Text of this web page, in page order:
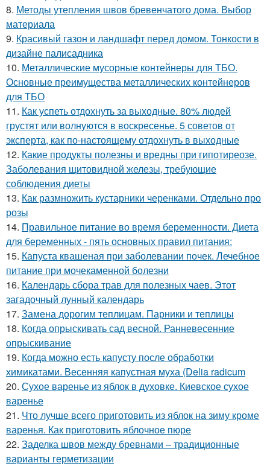
8. Методы утепления швов бревенчатого дома. Выбор
материала
9. Красивый газон и ландшафт перед домом. Тонкости в
дизайне палисадника
10. Металлические мусорные контейнеры для ТБО.
Основные преимущества металлических контейнеров
для ТБО
11. Как успеть отдохнуть за выходные. 80% людей
грустят или волнуются в воскресенье. 5 советов от
эксперта, как по-настоящему отдохнуть в выходные
12. Какие продукты полезны и вредны при гипотиреозе.
Заболевания щитовидной железы, требующие
соблюдения диеты
13. Как размножить кустарники черенками. Отдельно про
розы
14. Правильное питание во время беременности. Диета
для беременных - пять основных правил питания:
15. Капуста квашеная при заболевании почек. Лечебное
питание при мочекаменной болезни
16. Календарь сбора трав для полезных чаев. Этот
загадочный лунный календарь
17. Замена дорогим теплицам. Парники и теплицы
18. Когда опрыскивать сад весной. Ранневесенние
опрыскивание
19. Когда можно есть капусту после обработки
химикатами. Весенняя капустная муха (Delia radicum
20. Сухое варенье из яблок в духовке. Киевское сухое
варенье
21. Что лучше всего приготовить из яблок на зиму кроме
варенья. Как приготовить яблочное пюре
22. Заделка швов между бревнами – традиционные
варианты герметизации